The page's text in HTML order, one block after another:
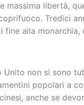
massima libertà,
Tredici
alla monarchia,
Unito non si sono
popolari a
anche se